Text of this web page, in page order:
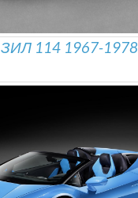
ЗИЛ 114 1967-1978